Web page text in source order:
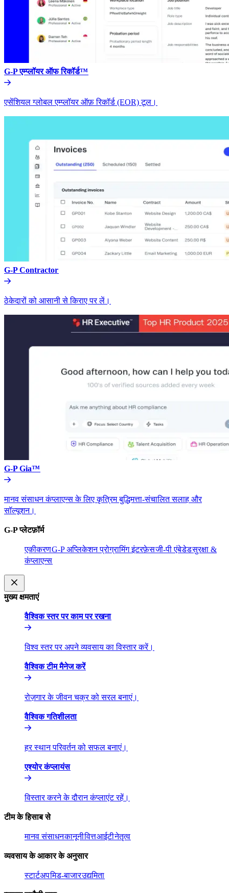
G-P एम्प्लॉयर ऑफ रिकॉर्ड™​​
एसेंशियल ग्लोबल एम्प्लॉयर ऑफ़ रिकॉर्ड (EOR) टूल।​​
G-P Contractor​​
ठेकेदारों को आसानी से किराए पर लें।​​
G-P Gia™​​
मानव संसाधन कंप्लाएन्स के लिए कृत्रिम बुद्धिमत्ता-संचालित सलाह और
सॉल्यूशन।​​
G-P प्लेटफ़ॉर्म​​
एकीकरण​​G-P अप्लिकेशन प्रोग्रामिंग इंटरफ़ेस​​जी-पी एंबेडेड​​सुरक्षा &
कंप्लाएन्स​​
मुख्य क्षमताएं​​
वैश्विक स्तर पर काम पर रखना​​
विश्व स्तर पर अपने व्यवसाय का विस्तार करें।​​
वैश्विक टीम मैनेज करें​​
रोज़गार के जीवन चक्र को सरल बनाएं।​​
वैश्विक गतिशीलता​​
हर स्थान परिवर्तन को सफल बनाएं।​​
एश्योर कंप्लायंस​​
विस्तार करने के दौरान कंप्लाएंट रहें।​​
टीम के हिसाब से​​
मानव संसाधन​​कानूनी​​वित्त​​आईटी​​नेतृत्व​​
व्यवसाय के आकार के अनुसार​​
स्टार्टअप​​मिड-बाजार​​उद्यमिता​​